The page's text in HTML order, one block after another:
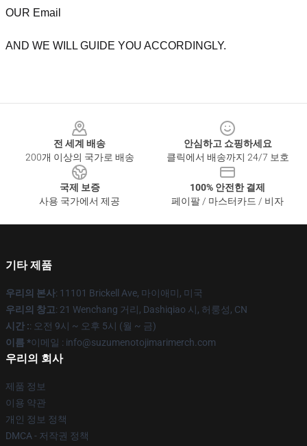
OUR Email
AND WE WILL GUIDE YOU ACCORDINGLY.
전 세계 배송
200개 이상의 국가로 배송
안심하고 쇼핑하세요
클릭에서 배송까지 24/7 보호
국제 보증
사용 국가에서 제공
100% 안전한 결제
페이팔 / 마스터카드 / 비자
기타 제품
우리의 본사: 11101 Brickell Ave, 마이애미, 미국
우리의 창고: 21 Wenchang 거리, Dashiqiao 시, 허룽성, CN
시간 :: 오전 9시 ~ 오후 5시 (월 ~ 금)
이름 *이메일 : info@suzumenotojimarimerch.com
우리의 회사
제품 정보
이용 약관
개인 정보 정책
DMCA - 저작권 정책